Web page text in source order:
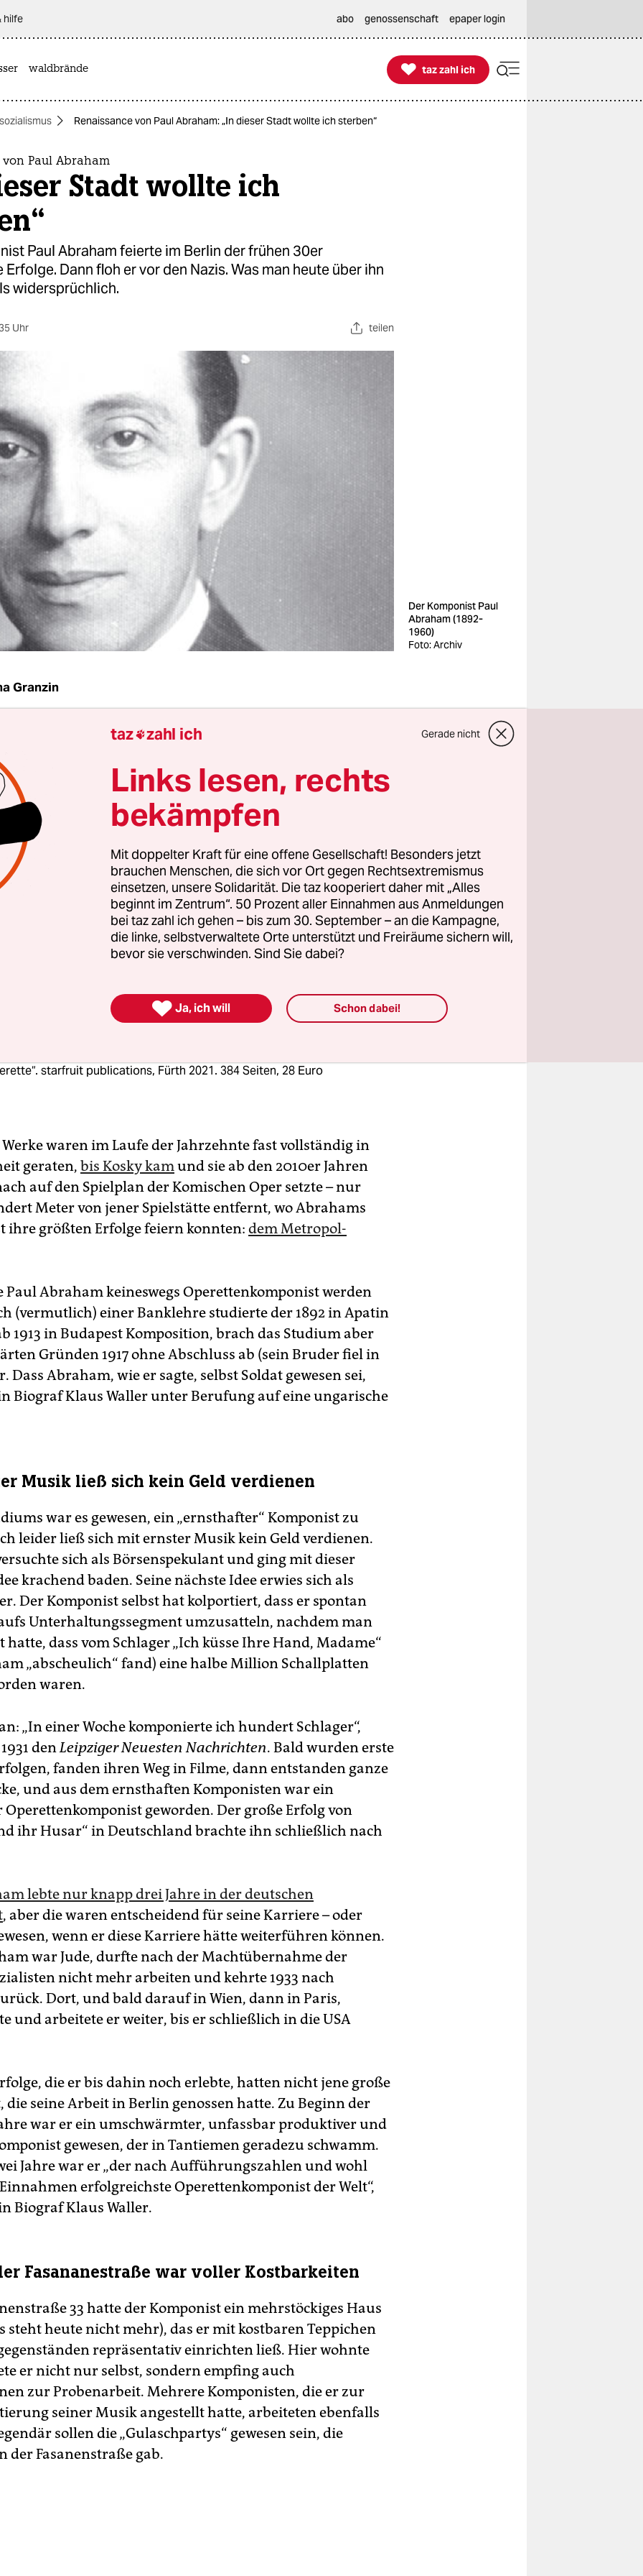
hilfe abo genossenschaft epaper login
waldbrände 
taz zahl ich
taz zahl ich
Renaissance von Paul Abraham: „In dieser Stadt wollte ich sterben“
von Paul Abraham
Stadt wollte ich
Paul Abraham feierte im Berlin der frühen 30er
Erfolge. Dann floh er vor den Nazis. Was man heute über ihn
widersprüchlich.
Uhr teilen
Der Komponist Paul
Abraham (1892-
1960)
Foto: Archiv
Granzin
Verdiensten von Barrie Kosky als Intendant der
gehört es auch, eine musiktheatrale Traditionslinie
zu haben, die durch die Machtübernahme der
brutal durchbrochen worden war. In den
frühen dreißiger Jahren des 20. Jahrhunderts war
vielem anderen, ein Mekka der leichten Muse – der
Protagonisten gehörte der ungarisch-
Paul Abraham, der, bis 1933 in Europa berühmt,
Exil künstlerisch nicht durchsetzen konnte,
und nie wieder zu alter Form zurückfand.
starfruit publications, Fürth 2021. 384 Seiten, 28 Euro
waren im Laufe der Jahrzehnte fast vollständig in
geraten, bis Kosky kamund sie ab den 2010er Jahren
auf den Spielplan der Komischen Oper setzte – nur
Meter von jener Spielstätte entfernt, wo Abrahams
ihre größten Erfolge feiern konnten: dem Metropol-
Paul Abraham keineswegs Operettenkomponist werden
(vermutlich) einer Banklehre studierte der 1892 in Apatin
1913 in Budapest Komposition, brach das Studium aber
Gründen 1917 ohne Abschluss ab (sein Bruder fiel in
Dass Abraham, wie er sagte, selbst Soldat gewesen sei,
Biograf Klaus Waller unter Berufung auf eine ungarische
Musik ließ sich kein Geld verdienen
war es gewesen, ein „ernsthafter“ Komponist zu
leider ließ sich mit ernster Musik kein Geld verdienen.
sich als Börsenspekulant und ging mit dieser
krachend baden. Seine nächste Idee erwies sich als
Der Komponist selbst hat kolportiert, dass er spontan
Unterhaltungssegment umzusatteln, nachdem man
dass vom Schlager „Ich küsse Ihre Hand, Madame“
„abscheulich“ fand) eine halbe Million Schallplatten
waren.
„In einer Woche komponierte ich hundert Schlager“,
denLeipziger Neuesten Nachrichten. Bald wurden erste
fanden ihren Weg in Filme, dann entstanden ganze
und aus dem ernsthaften Komponisten war ein
geworden. Der große Erfolg von
ihr Husar“ in Deutschland brachte ihn schließlich nach
lebte nur knapp drei Jahre in der deutschen
, aber die waren entscheidend für seine Karriere – oder
wenn er diese Karriere hätte weiterführen können.
war Jude, durfte nach der Machtübernahme der
nicht mehr arbeiten und kehrte 1933 nach
Dort, und bald darauf in Wien, dann in Paris,
und arbeitete er weiter, bis er schließlich in die USA
die er bis dahin noch erlebte, hatten nicht jene große
seine Arbeit in Berlin genossen hatte. Zu Beginn der
war er ein umschwärmter, unfassbar produktiver und
gewesen, der in Tantiemen geradezu schwamm.
Jahre war er „der nach Aufführungszahlen und wohl
erfolgreichste Operettenkomponist der Welt“,
Biograf Klaus Waller.
Fasananestraße war voller Kostbarkeiten
33 hatte der Komponist ein mehrstöckiges Haus
steht heute nicht mehr), das er mit kostbaren Teppichen
repräsentativ einrichten ließ. Hier wohnte
er nicht nur selbst, sondern empfing auch
zur Probenarbeit. Mehrere Komponisten, die er zur
seiner Musik angestellt hatte, arbeiteten ebenfalls
sollen die „Gulaschpartys“ gewesen sein, die
der Fasanenstraße gab.
taz zahl ich Gerade nicht
Links lesen, rechts
bekämpfen
Mit doppelter Kraft für eine offene Gesellschaft! Besonders jetzt
brauchen Menschen, die sich vor Ort gegen Rechtsextremismus
einsetzen, unsere Solidarität. Die taz kooperiert daher mit „Alles
beginnt im Zentrum“. 50 Prozent aller Einnahmen aus Anmeldungen
bei taz zahl ich gehen – bis zum 30. September – an die Kampagne,
die linke, selbstverwaltete Orte unterstützt und Freiräume sichern will,
bevor sie verschwinden. Sind Sie dabei?
 Ja, ich will Schon dabei!